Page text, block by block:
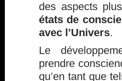
des aspects
états de
avec l’Univers.
Le
prendre
qu’en tant que